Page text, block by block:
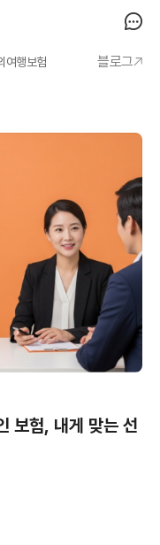
여행보험 블로그
보험, 내게 맞는 선